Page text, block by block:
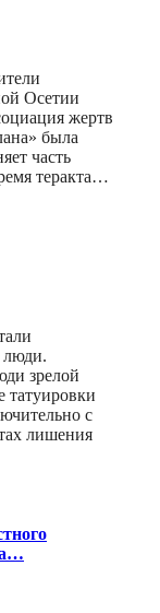
Осетии
жертв
была
часть
теракта…
люди.
зрелой
татуировки
с
лишения